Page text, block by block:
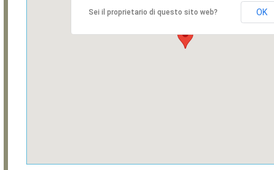
Sei il proprietario di questo sito web? OK